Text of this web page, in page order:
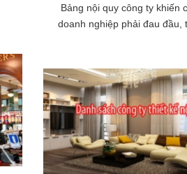
Bảng nội quy công ty khiến
doanh nghiệp phải đau đầu,